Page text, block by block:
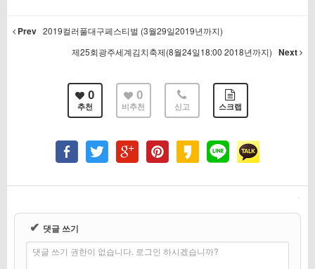
Prev 2019컬러풀대구페스티벌 (3월29일2019년까지)
제25회광주세계김치축제(8월24일18:00 2018년까지) Next
0
추천
0
비추천 신고 스크랩
✔ 댓글 쓰기
댓글 쓰기 권한이 없습니다. 로그인 하시겠습니까?